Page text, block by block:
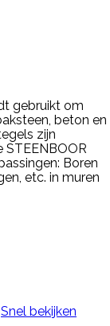
gebruikt om
beton en
zijn
Boren
etc. in muren
Snel bekijken